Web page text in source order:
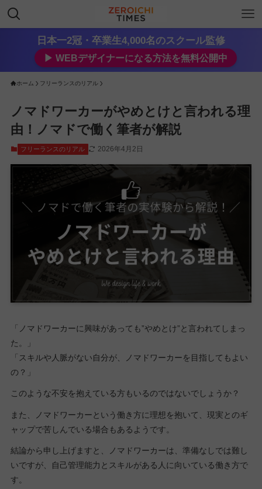
日本一2冠・卒業生4,000名のスクール監修
▶︎ WEBデザイナーになる方法を無料公開中
ホーム フリーランスのリアル
ノマドワーカーがやめとけと言われる理
由！ノマドで働く筆者が解説
フリーランスのリアル 2026年4月2日
「ノマドワーカーに興味があっても”やめとけ”と言われてしまっ
た。」
「スキルや人脈がない自分が、ノマドワーカーを目指してもよい
の？」
このような不安を抱えている方もいるのではないでしょうか？
また、ノマドワーカーという働き方に理想を抱いて、現実とのギ
ャップで苦しんでいる場合もあるようです。
結論から申し上げますと、ノマドワーカーは、準備なしでは難し
いですが、自己管理能力とスキルがある人に向いている働き方で
す。